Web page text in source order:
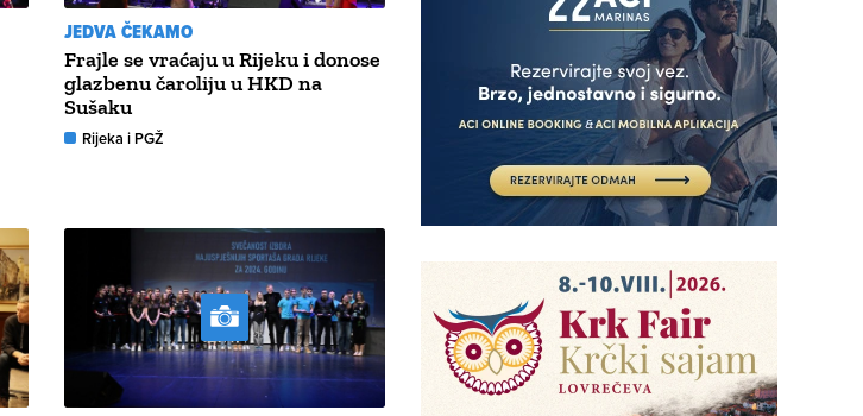
JEDVA ČEKAMO
Frajle se vraćaju u Rijeku i donose
glazbenu čaroliju u HKD na
Sušaku
Rijeka i PGŽ